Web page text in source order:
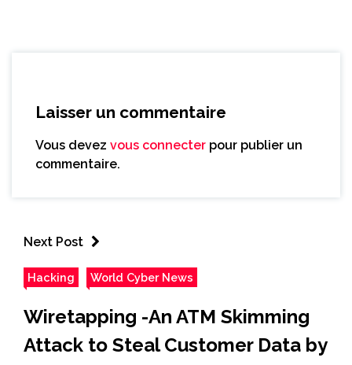
Laisser un commentaire
Vous devez vous connecter pour publier un
commentaire.
Next Post
Hacking World Cyber News
Wiretapping -An ATM Skimming
Attack to Steal Customer Data by